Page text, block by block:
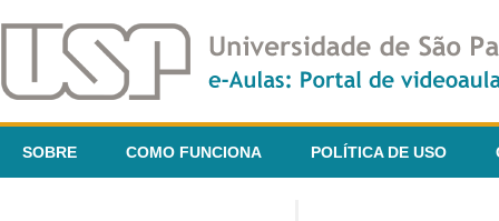
SOBRE COMO FUNCIONA POLÍTICA DE USO